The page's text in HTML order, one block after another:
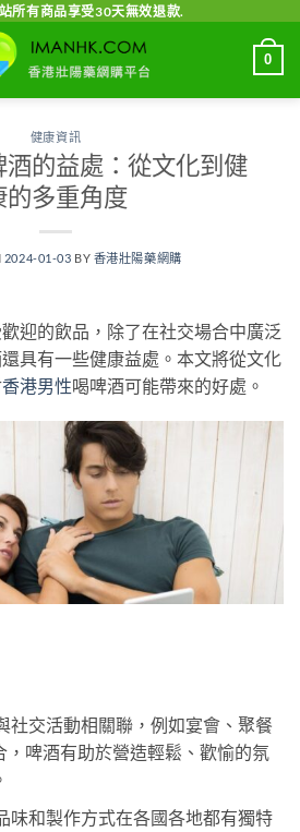
所有商品享受30天無效退款.
0
健康資訊
的益處：從文化到健
的多重角度
2024-01-03 BY 香港壯陽藥網購
迎的飲品，除了在社交場合中廣泛
具有一些健康益處。本文將從文化
香港男性喝啤酒可能帶來的好處。
社交活動相關聯，例如宴會、聚餐
，啤酒有助於營造輕鬆、歡愉的氛
味和製作方式在各國各地都有獨特